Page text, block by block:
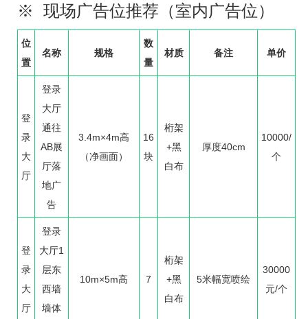
※ 现场广告位推荐（室内广告位）
位
置
名称 规格
数
量
材质 备注 单价
登
录
大
厅
登录
大厅
通往
AB展
厅落
地广
告
3.4m×4m高
（净画面）
16
块
桁架
+黑
白布
厚度40cm
10000/
个
登
录
大
厅
登录
大厅1
层东
西墙
墙体
10m×5m高 7
桁架
+黑
白布
5米幅宽喷绘
30000
元/个